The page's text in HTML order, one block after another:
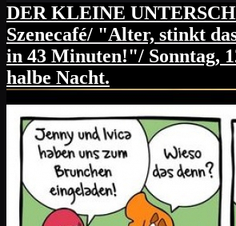
SCHRAUBEN, ich meine
Brunch im grossen
Abend abzuschießen.
DER KLEINE
Szenecafé/ "Alter, stinkt
in 43 Minuten!"/ Sonntag,
halbe Nacht.